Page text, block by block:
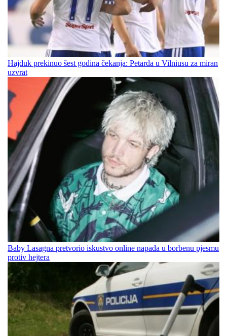
Hajduk prekinuo šest godina čekanja: Petarda u Vilniusu za miran
uzvrat
Baby Lasagna pretvorio iskustvo online napada u borbenu pjesmu
protiv hejtera